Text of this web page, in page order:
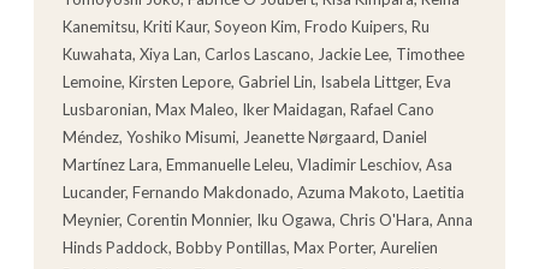
Kanemitsu, Kriti Kaur, Soyeon Kim, Frodo Kuipers, Ru
Kuwahata, Xiya Lan, Carlos Lascano, Jackie Lee, Timothee
Lemoine, Kirsten Lepore, Gabriel Lin, Isabela Littger, Eva
Lusbaronian, Max Maleo, Iker Maidagan, Rafael Cano
Méndez, Yoshiko Misumi, Jeanette Nørgaard, Daniel
Martínez Lara, Emmanuelle Leleu, Vladimir Leschiov, Asa
Lucander, Fernando Makdonado, Azuma Makoto, Laetitia
Meynier, Corentin Monnier, Iku Ogawa, Chris O'Hara, Anna
Hinds Paddock, Bobby Pontillas, Max Porter, Aurelien